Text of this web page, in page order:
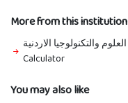
More from this institution
Calculator
You may also like